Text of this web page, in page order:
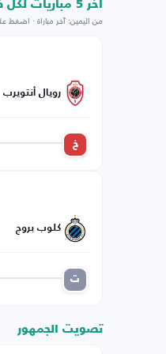
اخر 5 مباريات لكل فريق
من اليمين: آخر مباراة ·
رويال أنتويرب
خ
كلوب بروج
ت
تصويت الجمهور